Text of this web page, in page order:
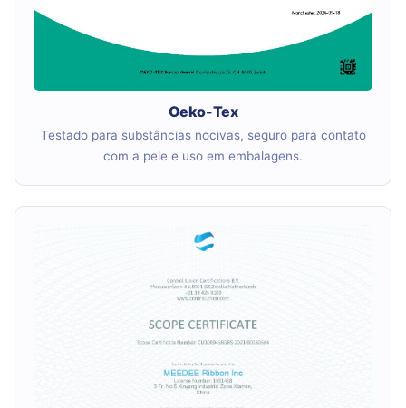
Oeko-Tex
Testado para substâncias nocivas, seguro para contato
com a pele e uso em embalagens.